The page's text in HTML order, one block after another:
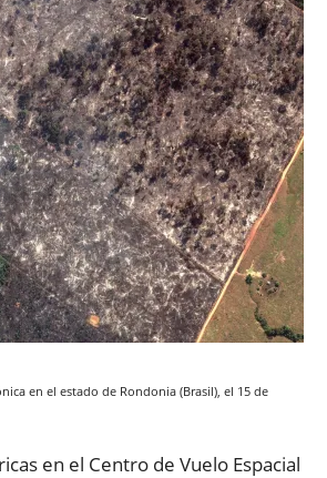
en el estado de Rondonia (Brasil), el 15 de
en el Centro de Vuelo Espacial